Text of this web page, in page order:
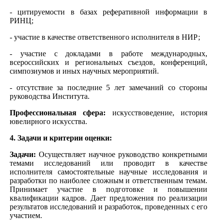
- цитируемости в базах реферативной информации в
РИНЦ;
- участие в качестве ответственного исполнителя в НИР;
- участие с докладами в работе международных,
всероссийских и региональных съездов, конференций,
симпозиумов и иных научных мероприятий.
- отсутствие за последние 5 лет замечаний со стороны
руководства Института.
Профессиональная сфера: искусствоведение, история
ювелирного искусства.
4. Задачи и критерии оценки:
Задачи: Осуществляет научное руководство конкретными
темами исследований или проводит в качестве
исполнителя самостоятельные научные исследования и
разработки по наиболее сложным и ответственным темам.
Принимает участие в подготовке и повышении
квалификации кадров. Дает предложения по реализации
результатов исследований и разработок, проведенных с его
участием.